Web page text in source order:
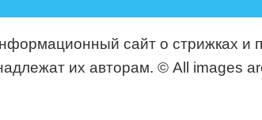
сайт о стрижках и
их авторам. © All images